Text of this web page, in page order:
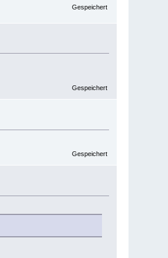
Gespeichert
Gespeichert
Gespeichert